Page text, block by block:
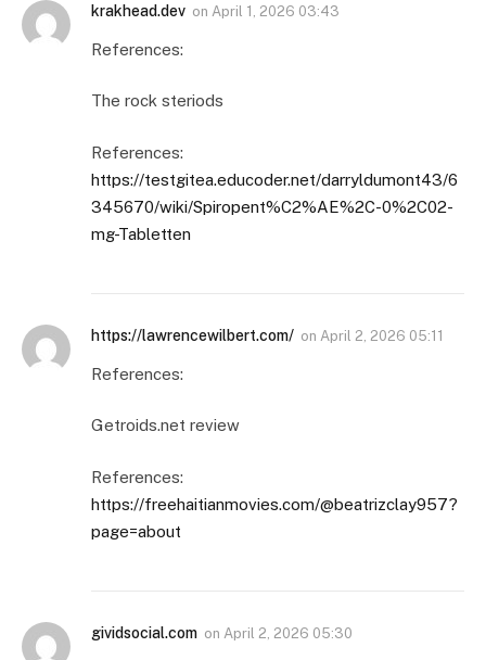
krakhead.dev on April 1, 2026 03:43
References:
The rock steriods
References:
https://testgitea.educoder.net/darryldumont43/6
345670/wiki/Spiropent%C2%AE%2C-0%2C02-
mg-Tabletten
https://lawrencewilbert.com/ on April 2, 2026 05:11
References:
Getroids.net review
References:
https://freehaitianmovies.com/@beatrizclay957?
page=about
gividsocial.com on April 2, 2026 05:30